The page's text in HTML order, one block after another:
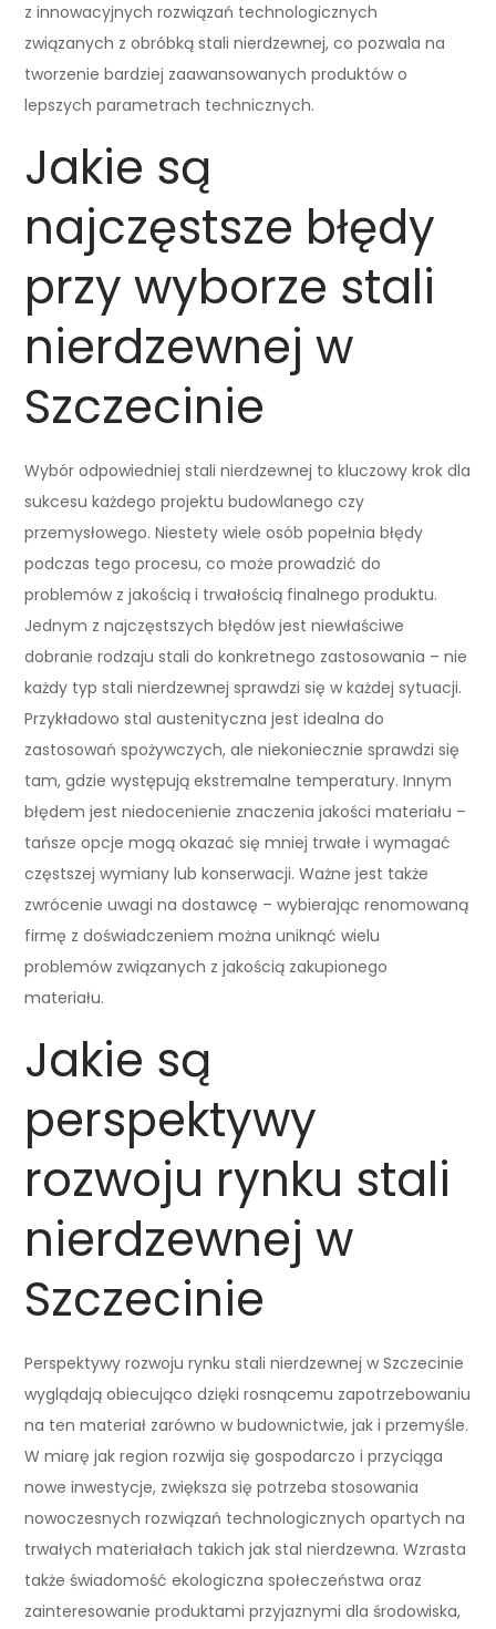
z innowacyjnych rozwiązań technologicznych
związanych z obróbką stali nierdzewnej, co pozwala na
tworzenie bardziej zaawansowanych produktów o
lepszych parametrach technicznych.
Jakie są
najczęstsze błędy
przy wyborze stali
nierdzewnej w
Szczecinie
Wybór odpowiedniej stali nierdzewnej to kluczowy krok dla
sukcesu każdego projektu budowlanego czy
przemysłowego. Niestety wiele osób popełnia błędy
podczas tego procesu, co może prowadzić do
problemów z jakością i trwałością finalnego produktu.
Jednym z najczęstszych błędów jest niewłaściwe
dobranie rodzaju stali do konkretnego zastosowania – nie
każdy typ stali nierdzewnej sprawdzi się w każdej sytuacji.
Przykładowo stal austenityczna jest idealna do
zastosowań spożywczych, ale niekoniecznie sprawdzi się
tam, gdzie występują ekstremalne temperatury. Innym
błędem jest niedocenienie znaczenia jakości materiału –
tańsze opcje mogą okazać się mniej trwałe i wymagać
częstszej wymiany lub konserwacji. Ważne jest także
zwrócenie uwagi na dostawcę – wybierając renomowaną
firmę z doświadczeniem można uniknąć wielu
problemów związanych z jakością zakupionego
materiału.
Jakie są
perspektywy
rozwoju rynku stali
nierdzewnej w
Szczecinie
Perspektywy rozwoju rynku stali nierdzewnej w Szczecinie
wyglądają obiecująco dzięki rosnącemu zapotrzebowaniu
na ten materiał zarówno w budownictwie, jak i przemyśle.
W miarę jak region rozwija się gospodarczo i przyciąga
nowe inwestycje, zwiększa się potrzeba stosowania
nowoczesnych rozwiązań technologicznych opartych na
trwałych materiałach takich jak stal nierdzewna. Wzrasta
także świadomość ekologiczna społeczeństwa oraz
zainteresowanie produktami przyjaznymi dla środowiska,